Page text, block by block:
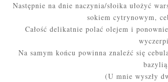
Następnie na dnie naczynia/słoika ułożyć
sokiem cytrynowym,
Całość delikatnie polać olejem i
Na samym końcu powinna znaleźć się
(U mnie wyszły